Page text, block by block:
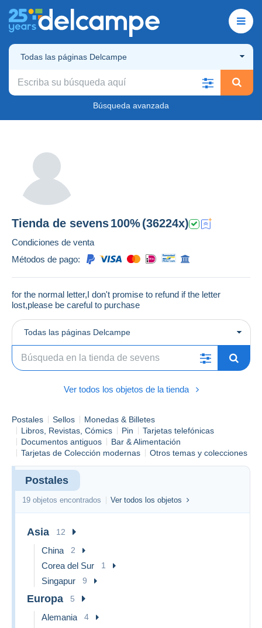
Todas las páginas Delcampe
Búsqueda avanzada
Tienda de sevens100%(36224x)
Condiciones de venta
Métodos de pago:
for the normal letter,I don't promise to refund if the letter
lost,please be careful to purchase
Todas las páginas Delcampe
Ver todos los objetos de la tienda
Postales Sellos
Monedas & Billetes
Libros, Revistas, Cómics
Pin
Tarjetas telefónicas
Documentos antiguos
Bar & Alimentación
Tarjetas de Colección modernas
Otros temas y colecciones
Postales
19 objetos encontrados Ver todos los objetos
Asia 12
China 2
Corea del Sur 1
Singapur 9
Europa 5
Alemania 4